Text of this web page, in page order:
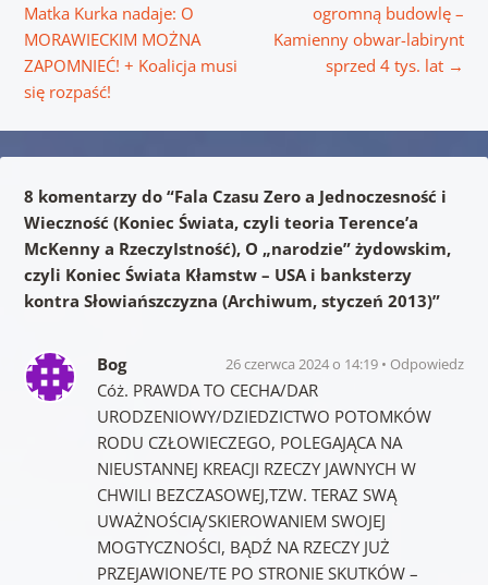
Matka Kurka nadaje: O
MORAWIECKIM MOŻNA
ZAPOMNIEĆ! + Koalicja musi
się rozpaść!
ogromną budowlę –
Kamienny obwar-labirynt
sprzed 4 tys. lat →
8 komentarzy do “Fala Czasu Zero a Jednoczesność i
Wieczność (Koniec Świata, czyli teoria Terence’a
McKenny a RzeczyIstność), O „narodzie” żydowskim,
czyli Koniec Świata Kłamstw – USA i banksterzy
kontra Słowiańszczyzna (Archiwum, styczeń 2013)”
Bog 26 czerwca 2024 o 14:19 Odpowiedz
Cóż. PRAWDA TO CECHA/DAR
URODZENIOWY/DZIEDZICTWO POTOMKÓW
RODU CZŁOWIECZEGO, POLEGAJĄCA NA
NIEUSTANNEJ KREACJI RZECZY JAWNYCH W
CHWILI BEZCZASOWEJ,TZW. TERAZ SWĄ
UWAŻNOŚCIĄ/SKIEROWANIEM SWOJEJ
MOGTYCZNOŚCI, BĄDŹ NA RZECZY JUŻ
PRZEJAWIONE/TE PO STRONIE SKUTKÓW –